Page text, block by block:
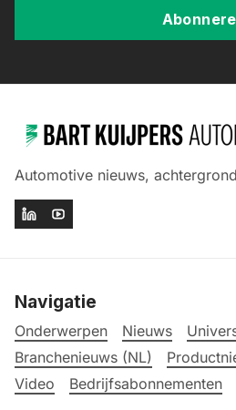
Automotive nieuws,
Navigatie
Onderwerpen Nieuws
Branchenieuws (NL)
Video
Bedrijfsabonnementen